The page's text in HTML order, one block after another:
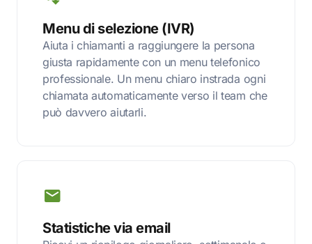
Menu di selezione (IVR)
Aiuta i chiamanti a raggiungere la persona
giusta rapidamente con un menu telefonico
professionale. Un menu chiaro instrada ogni
chiamata automaticamente verso il team che
può davvero aiutarli.
Statistiche via email